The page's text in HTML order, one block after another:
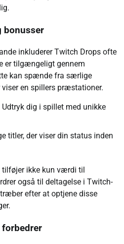
bonusser
inkluderer Twitch Drops ofte
er tilgængeligt gennem
kan spænde fra særlige
en spillers præstationer.
dig i spillet med unikke
titler, der viser din status inden
tilføjer ikke kun værdi til
også til deltagelse i Twitch-
efter at optjene disse
forbedrer